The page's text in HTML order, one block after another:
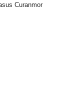
Curanmor